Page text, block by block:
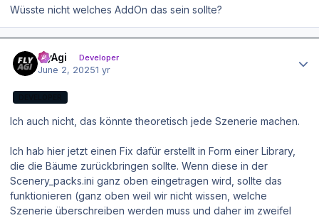
Wüsste nicht welches AddOn das sein sollte?
FlyAgi Developer
June 2, 20251 yr
Ich auch nicht, das könnte theoretisch jede Szenerie machen.
Ich hab hier jetzt einen Fix dafür erstellt in Form einer Library,
die die Bäume zurückbringen sollte. Wenn diese in der
Scenery_packs.ini ganz oben eingetragen wird, sollte das
funktionieren (ganz oben weil wir nicht wissen, welche
Szenerie überschreiben werden muss und daher im zweifel